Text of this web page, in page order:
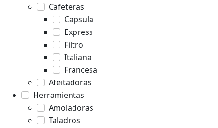
Cafeteras
Capsula
Express
Filtro
Italiana
Francesa
Afeitadoras
Herramientas
Amoladoras
Taladros